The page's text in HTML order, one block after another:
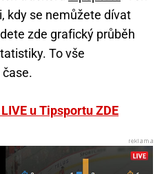
kdy se nemůžete dívat
zde grafický průběh
To vše
u Tipsportu ZDE